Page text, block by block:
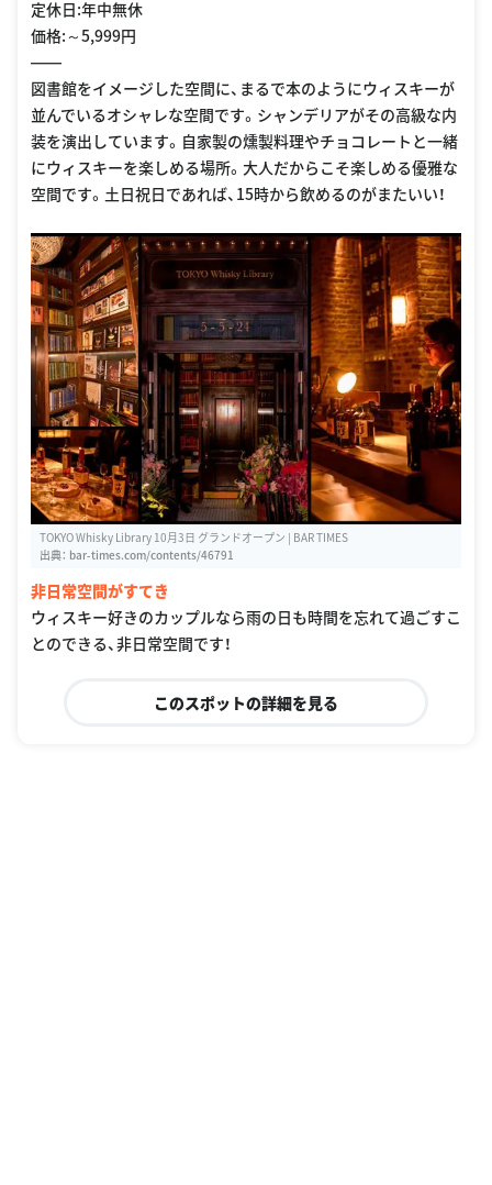
定休日:年中無休
価格:～5,999円
――
図書館をイメージした空間に、まるで本のようにウィスキーが
並んでいるオシャレな空間です。シャンデリアがその高級な内
装を演出しています。自家製の燻製料理やチョコレートと一緒
にウィスキーを楽しめる場所。大人だからこそ楽しめる優雅な
空間です。土日祝日であれば、15時から飲めるのがまたいい！
TOKYO Whisky Library 10月3日 グランドオープン | BAR TIMES
出典： bar-times.com/contents/46791
非日常空間がすてき
ウィスキー好きのカップルなら雨の日も時間を忘れて過ごすこ
とのできる、非日常空間です！
このスポットの詳細を見る